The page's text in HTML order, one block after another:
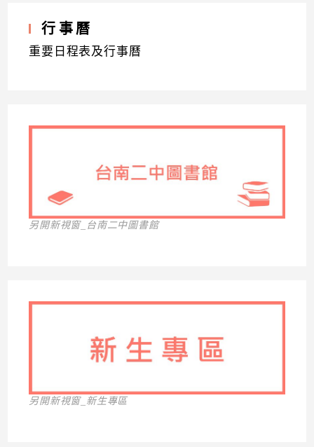
行事曆
重要日程表及行事曆
另開新視窗_台南二中圖書館
另開新視窗_新生專區